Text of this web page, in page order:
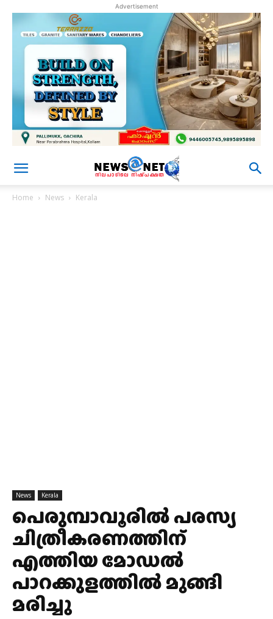
Advertisement
Home News Kerala
News Kerala
പെരുമ്പാവൂരില്‍ പരസ്യ
ചിത്രീകരണത്തിന്
എത്തിയ മോഡല്‍
പാറക്കുളത്തിൽ മുങ്ങി
മരിച്ചു